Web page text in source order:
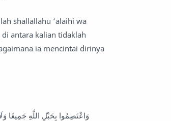
shallallahu ‘alaihi wa
antara kalian tidaklah
ia mencintai dirinya
وَاعْتَصِمُوا بِحَبْلِ اللَّهِ جَمِيعًا